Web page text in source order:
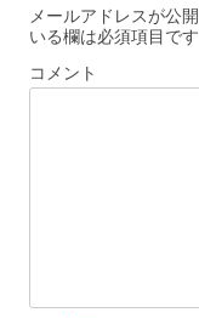
メールアドレスが公
いる欄は必須項目です
コメント